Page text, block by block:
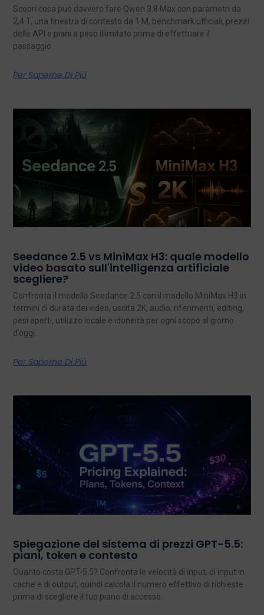
Scopri cosa può davvero fare Qwen 3.8 Max con parametri da
2,4 T, una finestra di contesto da 1 M, benchmark ufficiali, prezzi
delle API e piani a peso illimitato prima di effettuare il
passaggio.
Per Saperne Di Più
Seedance 2.5 vs MiniMax H3: quale modello
video basato sull'intelligenza artificiale
scegliere?
Confronta il modello Seedance 2.5 con il modello MiniMax H3 in
termini di durata dei video, uscita 2K, audio, riferimenti, editing,
pesi aperti, utilizzo locale e idoneità per ogni scopo al giorno
d’oggi.
Per Saperne Di Più
Spiegazione del sistema di prezzi GPT-5.5:
piani, token e contesto
Quanto costa GPT-5.5? Confronta le velocità di input, di input in
cache e di output, quindi calcola il numero effettivo di richieste
prima di scegliere il tuo piano di accesso.